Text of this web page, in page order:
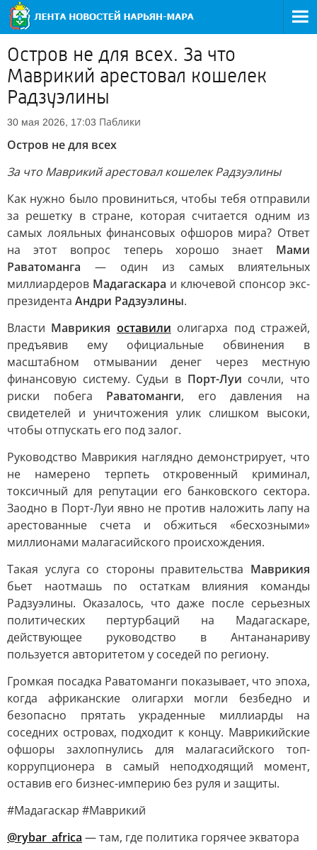
Остров не для всех. За что
Маврикий арестовал кошелек
Радзуэлины
30 мая 2026, 17:03 Паблики
Остров не для всех
За что Маврикий арестовал кошелек Радзуэлины
Как нужно было провиниться, чтобы тебя отправили
за решетку в стране, которая считается одним из
самых лояльных финансовых офшоров мира? Ответ
на этот вопрос теперь хорошо знает Мами
Раватоманга — один из самых влиятельных
миллиардеров Мадагаскара и ключевой спонсор экс-
президента Андри Радзуэлины.
Власти Маврикия оставили олигарха под стражей,
предъявив ему официальные обвинения в
масштабном отмывании денег через местную
финансовую систему. Судьи в Порт-Луи сочли, что
риски побега Раватоманги, его давления на
свидетелей и уничтожения улик слишком высоки,
чтобы отпускать его под залог.
Руководство Маврикия наглядно демонстрирует, что
не намерено терпеть откровенный криминал,
токсичный для репутации его банковского сектора.
Заодно в Порт-Луи явно не против наложить лапу на
арестованные счета и обжиться «бесхозными»
миллионами малагасийского происхождения.
Такая услуга со стороны правительства Маврикия
бьет наотмашь по остаткам влияния команды
Радзуэлины. Оказалось, что даже после серьезных
политических пертурбаций на Мадагаскаре,
действующее руководство в Антананариву
пользуется авторитетом у соседей по региону.
Громкая посадка Раватоманги показывает, что эпоха,
когда африканские олигархи могли безбедно и
безопасно прятать украденные миллиарды на
соседних островах, подходит к концу. Маврикийские
офшоры захлопнулись для малагасийского топ-
коррупционера в самый неподходящий момент,
оставив его бизнес-империю без руля и защиты.
#Мадагаскар #Маврикий
@rybar_africa — там, где политика горячее экватора